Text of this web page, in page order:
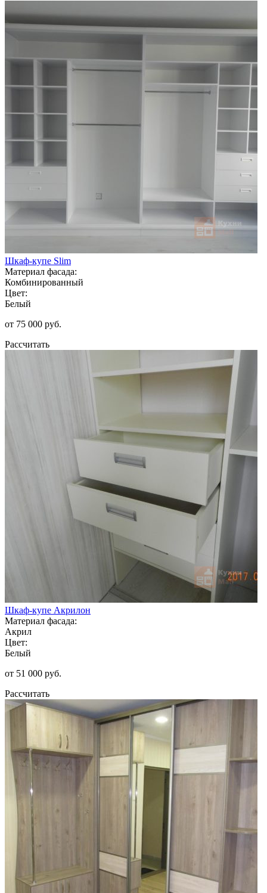
Шкаф-купе Slim
Материал фасада:
Комбинированный
Цвет:
Белый
от 75 000 руб.
Рассчитать
Шкаф-купе Акрилон
Материал фасада:
Акрил
Цвет:
Белый
от 51 000 руб.
Рассчитать